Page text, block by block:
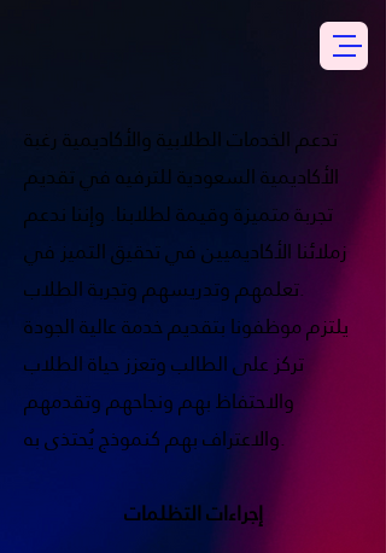
تدعم الخدمات الطلابية والأكاديمية رغبة
الأكاديمية السعودية للترفيه في تقديم
تجربة متميزة وقيمة لطلابنا. وإننا ندعم
زملائنا الأكاديميين في تحقيق التميز في
تعلمهم وتدريسهم وتجربة الطلاب.
يلتزم موظفونا بتقديم خدمة عالية الجودة
تركز على الطالب وتعزز حياة الطلاب
والاحتفاظ بهم ونجاحهم وتقدمهم
والاعتراف بهم كنموذج يُحتذى به.
إجراءات التظلمات